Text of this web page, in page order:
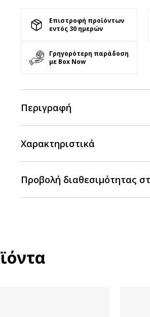
Επιστροφή προϊόντων
εντός 30 ημερών
Γρηγορότερη παράδοση
με Box Now
Περιγραφή
Χαρακτηριστικά
Προβολή διαθεσιμότητας